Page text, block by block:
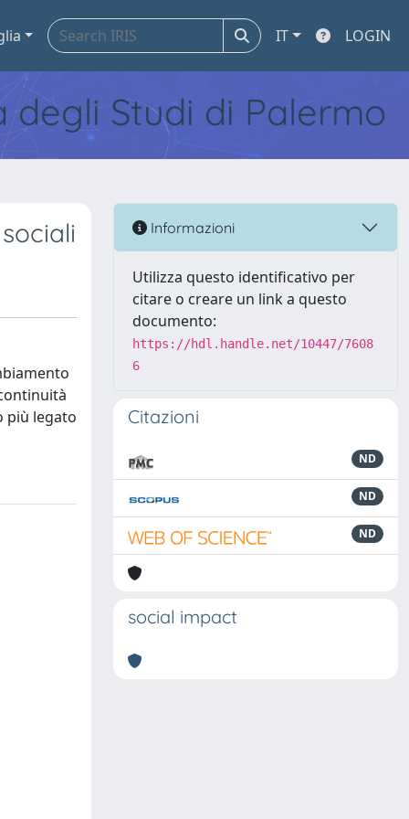
IT LOGIN
Studi di Palermo
più legato
Informazioni
Utilizza questo identificativo per
citare o creare un link a questo
documento:
https://hdl.handle.net/10447/7608
6
Citazioni
ND
ND
ND
social impact